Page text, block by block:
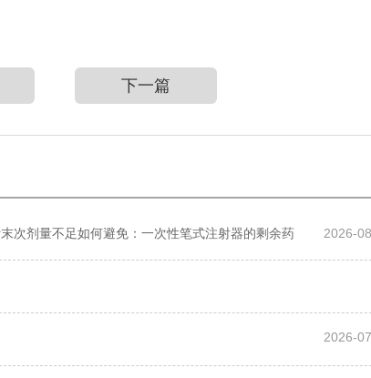
下一篇
次剂量不足如何避免：一次性笔式注射器的剩余药 2026-
2026-